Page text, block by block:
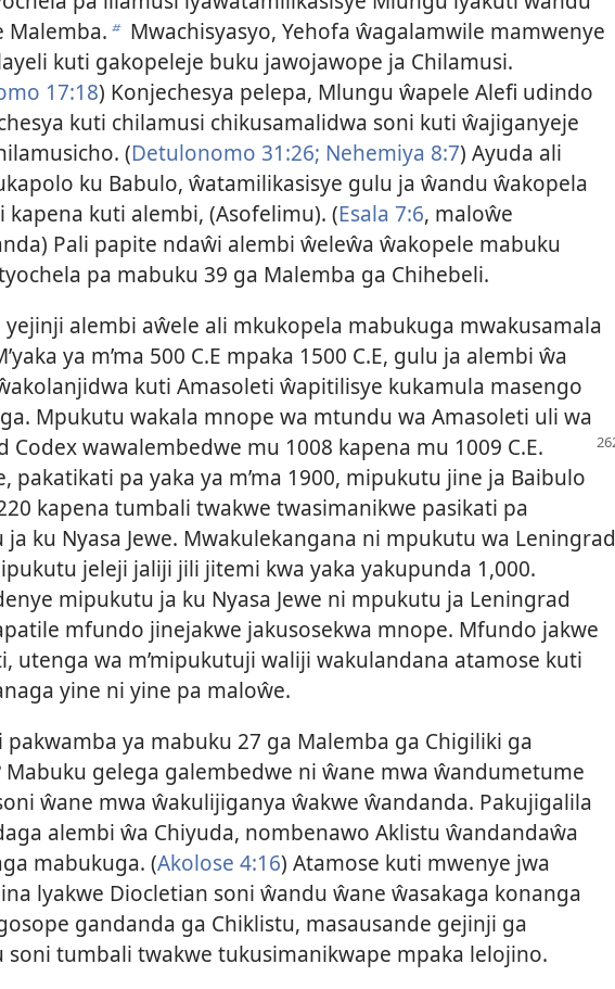
Malemba. b Mwachisyasyo, Yehofa ŵagalamwile mamwenye
kuti gakopeleje buku jawojawope ja Chilamusi.
17:18) Konjechesya pelepa, Mlungu ŵapele Alefi udindo
kuti chilamusi chikusamalidwa soni kuti ŵajiganyeje
(Detulonomo 31:26; Nehemiya 8:7) Ayuda ali
ku Babulo, ŵatamilikasisye gulu ja ŵandu ŵakopela
kapena kuti alembi, (Asofelimu). (Esala 7:6, maloŵe
Pali papite ndaŵi alembi ŵeleŵa ŵakopele mabuku
pa mabuku 39 ga Malemba ga Chihebeli.
yejinji alembi aŵele ali mkukopela mabukuga mwakusamala
ya m’ma 500 C.E mpaka 1500 C.E, gulu ja alembi ŵa
kuti Amasoleti ŵapitilisye kukamula masengo
Mpukutu wakala mnope wa mtundu wa Amasoleti uli wa
Codex wawalembedwe mu 1008 kapena mu 1009 C.E.
pakatikati pa yaka ya m’ma 1900, mipukutu jine ja Baibulo
kapena tumbali twakwe twasimanikwe pasikati pa
ku Nyasa Jewe. Mwakulekangana ni mpukutu wa Leningrad
jeleji jaliji jili jitemi kwa yaka yakupunda 1,000.
mipukutu ja ku Nyasa Jewe ni mpukutu ja Leningrad
mfundo jinejakwe jakusosekwa mnope. Mfundo jakwe
utenga wa m’mipukutuji waliji wakulandana atamose kuti
yine ni yine pa maloŵe.
pakwamba ya mabuku 27 ga Malemba ga Chigiliki ga
Mabuku gelega galembedwe ni ŵane mwa ŵandumetume
ŵane mwa ŵakulijiganya ŵakwe ŵandanda. Pakujigalila
alembi ŵa Chiyuda, nombenawo Aklistu ŵandandaŵa
mabukuga. (Akolose 4:16) Atamose kuti mwenye jwa
lyakwe Diocletian soni ŵandu ŵane ŵasakaga konanga
gandanda ga Chiklistu, masausande gejinji ga
soni tumbali twakwe tukusimanikwape mpaka lelojino.